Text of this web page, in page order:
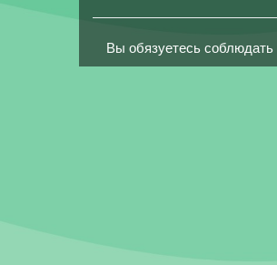
Вы обязуетесь соблюдать